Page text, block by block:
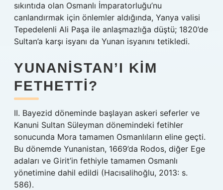
sıkıntıda olan Osmanlı İmparatorluğu’nu
canlandırmak için önlemler aldığında, Yanya valisi
Tepedelenli Ali Paşa ile anlaşmazlığa düştü; 1820’de
Sultan’a karşı isyanı da Yunan isyanını tetikledi.
YUNANISTAN’I KIM
FETHETTI?
II. Bayezid döneminde başlayan askeri seferler ve
Kanuni Sultan Süleyman dönemindeki fetihler
sonucunda Mora tamamen Osmanlıların eline geçti.
Bu dönemde Yunanistan, 1669’da Rodos, diğer Ege
adaları ve Girit’in fethiyle tamamen Osmanlı
yönetimine dahil edildi (Hacısalihoğlu, 2013: s.
586).